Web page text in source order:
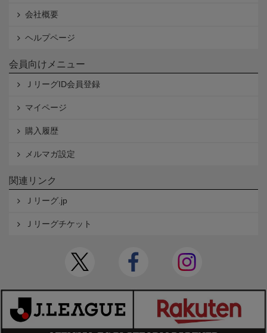
会社概要
ヘルプページ
会員向けメニュー
ＪリーグID会員登録
マイページ
購入履歴
メルマガ設定
関連リンク
Ｊリーグ.jp
Ｊリーグチケット